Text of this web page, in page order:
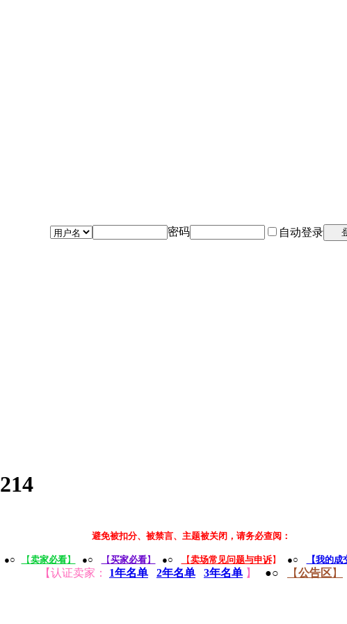
密码
自动登录
214
避免被扣分、被禁言、主题被关闭，请务必查阅：
●○ 【卖家必看】 ●○ 【买家必看】 ●○ 【卖场常见问题与申诉】 ●○ 【我的
【认证卖家： 1年名单 2年名单 3年名单 】 ●○ 【公告区】